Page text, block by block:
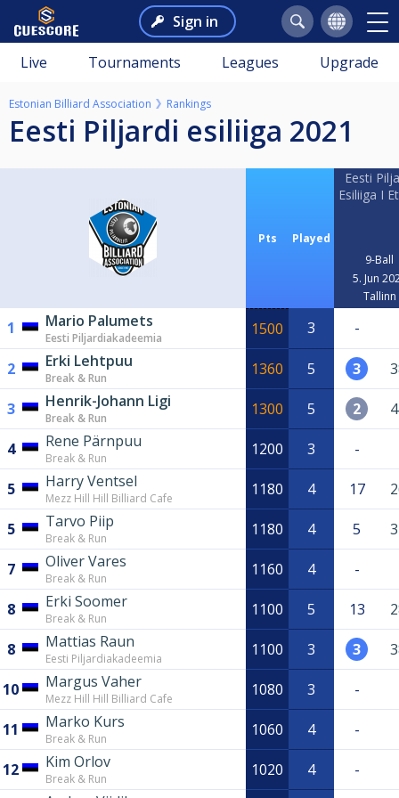
Sign in
Live Tournaments Leagues Upgrade
Estonian Billiard Association Rankings
Eesti Piljardi esiliiga 2021
Pts Played
Eesti
Esiliiga I
9-Ball
5. Jun
Tallinn
1 Mario Palumets
Eesti Piljardiakadeemia 1500 3 -
2 Erki Lehtpuu
Break & Run 1360 5 3
3 Henrik-Johann Ligi
Break & Run 1300 5 2
4 Rene Pärnpuu
Break & Run 1200 3 -
5 Harry Ventsel
Mezz Hill Hill Billiard Cafe 1180 4 17
5 Tarvo Piip
Break & Run 1180 4 5
7 Oliver Vares
Break & Run 1160 4 -
8 Erki Soomer
Break & Run 1100 5 13
8 Mattias Raun
Eesti Piljardiakadeemia 1100 3 3
10 Margus Vaher
Mezz Hill Hill Billiard Cafe 1080 3 -
11 Marko Kurs
Break & Run 1060 4 -
12 Kim Orlov
Break & Run 1020 4 -